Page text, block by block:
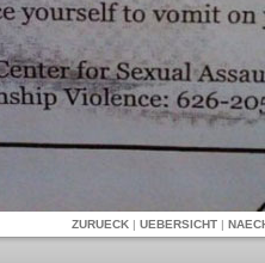
ZURUECK | UEBERSICHT |